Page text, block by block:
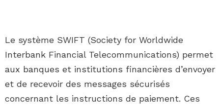
Le système SWIFT (Society for Worldwide
Interbank Financial Telecommunications) permet
aux banques et institutions financières d’envoyer
et de recevoir des messages sécurisés
concernant les instructions de paiement. Ces